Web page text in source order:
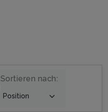
Sortieren nach: